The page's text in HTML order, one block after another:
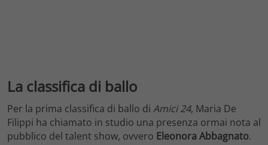
La classifica di ballo
Per la prima classifica di ballo di Amici 24, Maria De
Filippi ha chiamato in studio una presenza ormai nota al
pubblico del talent show, ovvero Eleonora Abbagnato.